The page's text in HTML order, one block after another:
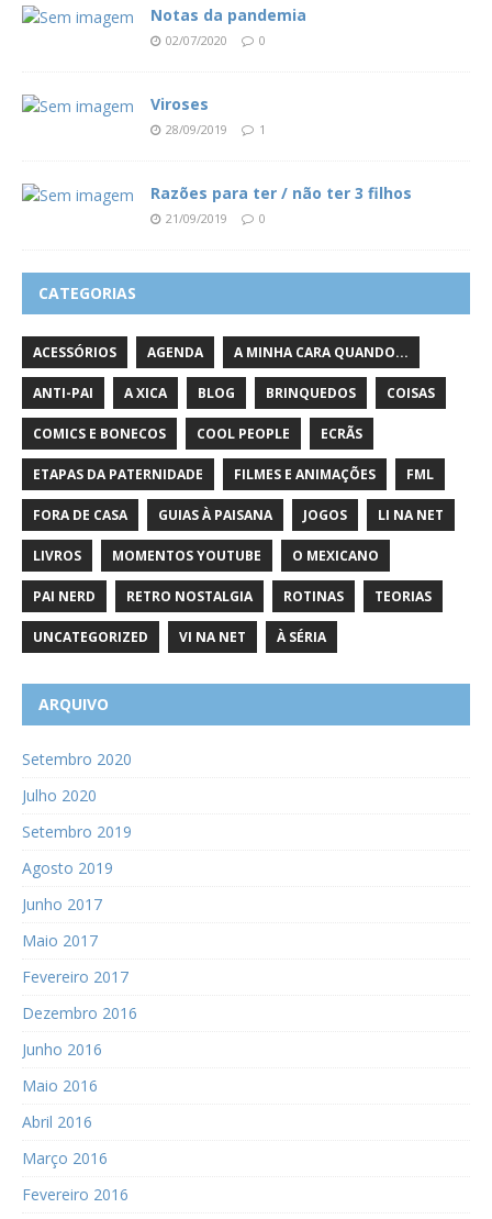
Notas da pandemia
02/07/2020 0
Viroses
28/09/2019 1
Razões para ter / não ter 3 filhos
21/09/2019 0
CATEGORIAS
ACESSÓRIOS AGENDA A MINHA CARA QUANDO...
ANTI-PAI A XICA BLOG BRINQUEDOS COISAS
COMICS E BONECOS COOL PEOPLE ECRÃS
ETAPAS DA PATERNIDADE FILMES E ANIMAÇÕES FML
FORA DE CASA GUIAS À PAISANA JOGOS LI NA NET
LIVROS MOMENTOS YOUTUBE O MEXICANO
PAI NERD RETRO NOSTALGIA ROTINAS TEORIAS
UNCATEGORIZED VI NA NET À SÉRIA
ARQUIVO
Setembro 2020
Julho 2020
Setembro 2019
Agosto 2019
Junho 2017
Maio 2017
Fevereiro 2017
Dezembro 2016
Junho 2016
Maio 2016
Abril 2016
Março 2016
Fevereiro 2016